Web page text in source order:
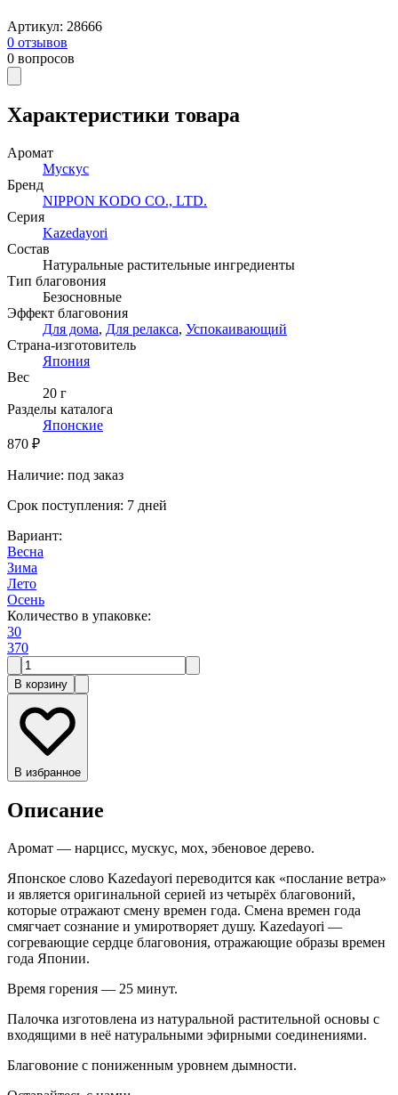
Артикул: 28666
0 отзывов
0 вопросов
Характеристики товара
Аромат
Мускус
Бренд
NIPPON KODO CO., LTD.
Серия
Kazedayori
Состав
Натуральные растительные ингредиенты
Тип благовония
Безосновные
Эффект благовония
Для дома, Для релакса, Успокаивающий
Страна-изготовитель
Япония
Вес
20 г
Разделы каталога
Японские
870 ₽
Наличие: под заказ
Срок поступления: 7 дней
Вариант:
Весна
Зима
Лето
Осень
Количество в упаковке:
30
370
В корзину
В избранное
Описание
Аромат — нарцисс, мускус, мох, эбеновое дерево.
Японское слово Kazedayori переводится как «послание ветра»
и является оригинальной серией из четырёх благовоний,
которые отражают смену времен года. Смена времен года
смягчает сознание и умиротворяет душу. Kazedayori —
согревающие сердце благовония, отражающие образы времен
года Японии.
Время горения — 25 минут.
Палочка изготовлена из натуральной растительной основы с
входящими в неё натуральными эфирными соединениями.
Благовоние с пониженным уровнем дымности.